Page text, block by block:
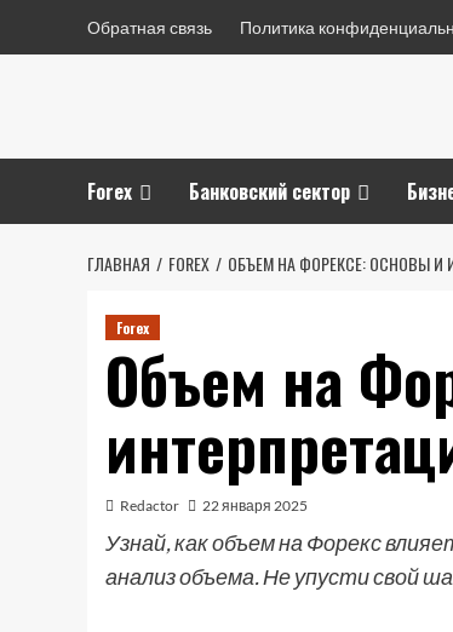
Обратная связь Политика
Forex Банковский сектор
ГЛАВНАЯ FOREX ОБЪЕМ НА ФОРЕКСЕ: ОСНОВЫ И
Forex
Объем на
Redactor 22 января 2025
Узнай, как объем на Форекс
анализ объема. Не упусти свой